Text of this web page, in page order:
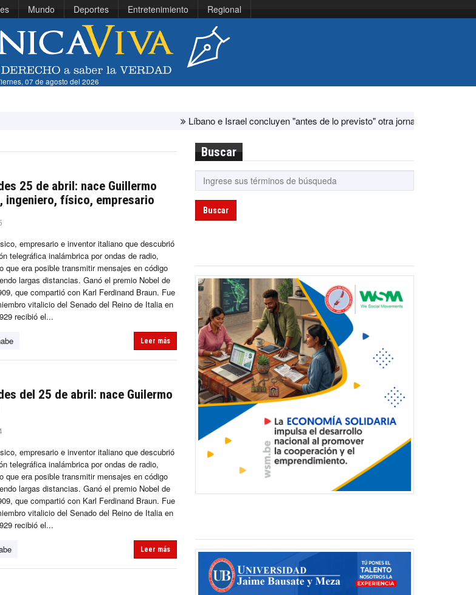
Mundo Deportes Entretenimiento Regional
07 de agosto del 2026
Líbano e Israel concluyen "antes de lo previsto" otra jornada de diálogo por
25 de abril: nace Guillermo
ingeniero, físico, empresario
empresario e inventor italiano que descubrió
telegráfica inalámbrica por ondas de radio,
que era posible transmitir mensajes en código
largas distancias. Ganó el premio Nobel de
que compartió con Karl Ferdinand Braun. Fue
vitalicio del Senado del Reino de Italia en
recibió el...
Leer más
del 25 de abril: nace Guilermo
empresario e inventor italiano que descubrió
telegráfica inalámbrica por ondas de radio,
que era posible transmitir mensajes en código
largas distancias. Ganó el premio Nobel de
que compartió con Karl Ferdinand Braun. Fue
vitalicio del Senado del Reino de Italia en
recibió el...
Leer más
Buscar
Buscar